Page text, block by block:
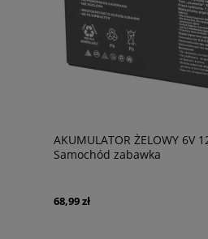
AKUMULATOR ŻELOWY 6V
Samochód zabawka
68,99 zł